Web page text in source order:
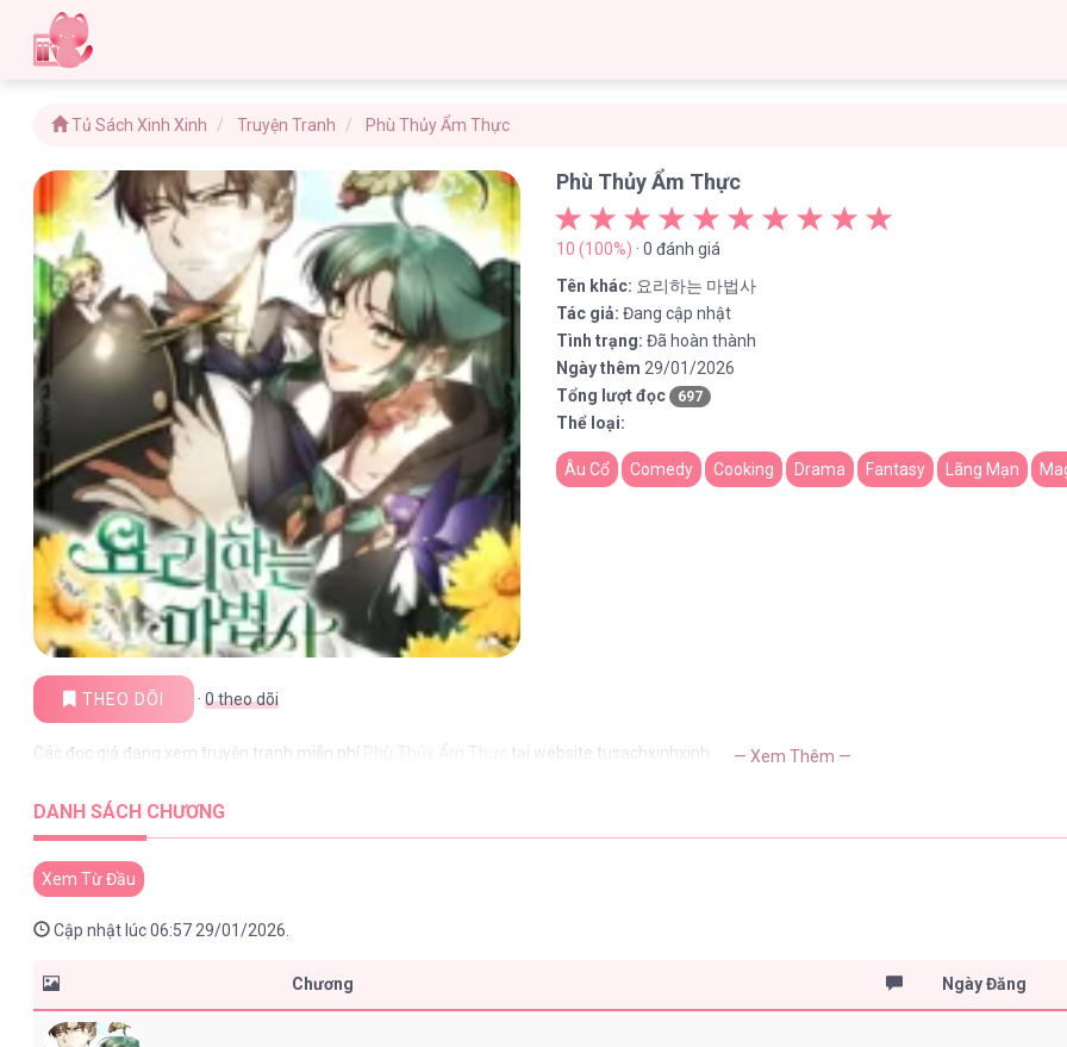
Tủ Sách Xinh Xinh Truyện Tranh Phù Thủy Ẩm Thực
Phù Thủy Ẩm Thực
10 (100%) · 0 đánh giá
Tên khác: 요리하는 마법사
Tác giả: Đang cập nhật
Tình trạng: Đã hoàn thành
Ngày thêm 29/01/2026
Tổng lượt đọc
697
Thể loại:
Âu Cổ Comedy Cooking Drama Fantasy Lãng Mạn
THEO DÕI ·0theo dõi
Các đọc giả đang xem truyện tranh miễn phí Phù Thủy Ẩm Thực tại website tusachxinhxinh — Xem Thêm —
DANH SÁCH CHƯƠNG
Xem Từ Đầu
Cập nhật lúc 06:57 29/01/2026.
Chương Ngày Đăng